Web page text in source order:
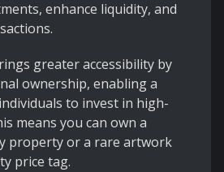
enhance liquidity, and
greater accessibility by
ownership, enabling a
to invest in high-
means you can own a
property or a rare artwork
price tag.